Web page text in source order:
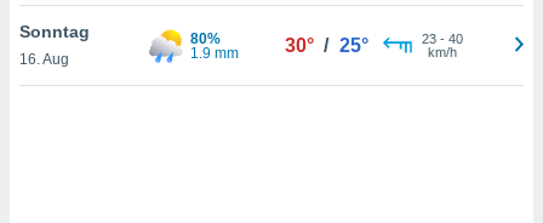
Sonntag
16. Aug
80%
1.9 mm
30° / 25° 23- 40
km/h